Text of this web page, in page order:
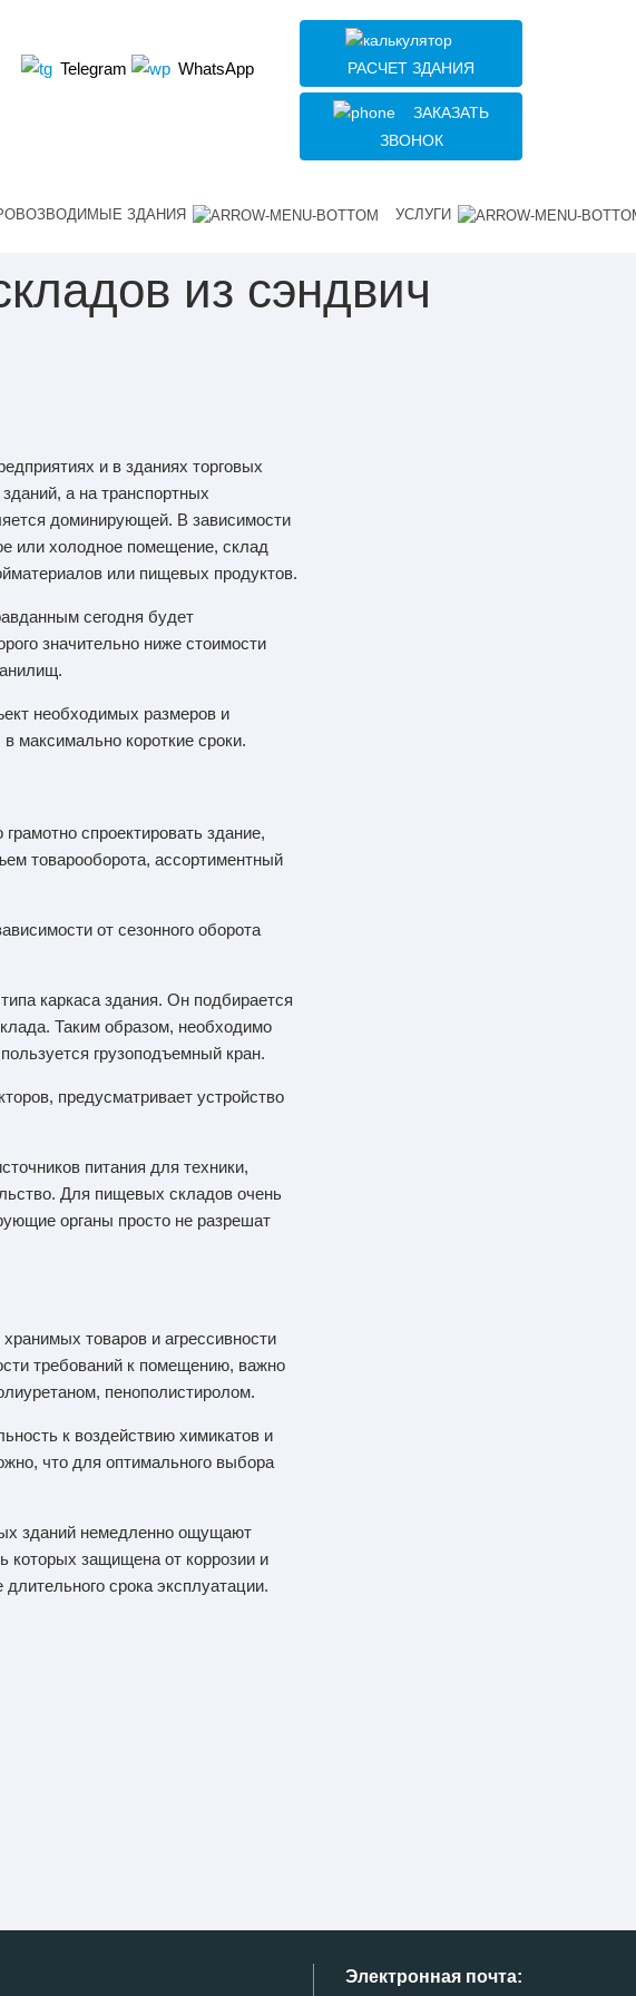
Telegram WhatsApp РАСЧЕТ ЗДАНИЯ
ЗАКАЗАТЬ
ЗВОНОК
ЗДАНИЯ УСЛУГИ
из сэндвич
и в зданиях торговых
а на транспортных
доминирующей. В зависимости
или холодное помещение, склад
или пищевых продуктов.
сегодня будет
значительно ниже стоимости
необходимых размеров и
максимально короткие сроки.
спроектировать здание,
товарооборота, ассортиментный
от сезонного оборота
каркаса здания. Он подбирается
Таким образом, необходимо
грузоподъемный кран.
предусматривает устройство
питания для техники,
Для пищевых складов очень
органы просто не разрешат
товаров и агрессивности
требований к помещению, важно
пенополистиролом.
к воздействию химикатов и
что для оптимального выбора
зданий немедленно ощущают
которых защищена от коррозии и
срока эксплуатации.
Электронная почта: